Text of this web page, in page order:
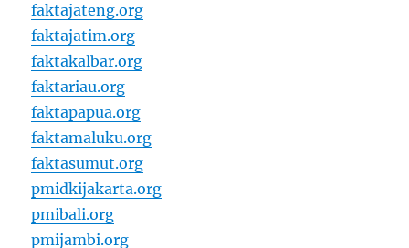
faktajateng.org
faktajatim.org
faktakalbar.org
faktariau.org
faktapapua.org
faktamaluku.org
faktasumut.org
pmidkijakarta.org
pmibali.org
pmijambi.org